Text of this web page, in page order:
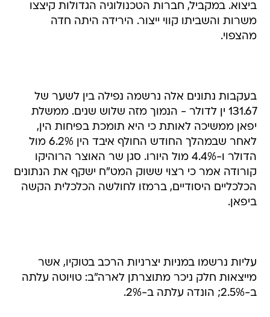
ביצוא. במקביל, חברות הטכנולוגיה הגדולות קיצצו
משרות והשביתו קווי ייצור. הירידה היתה חדה
מהצפוי.
בעקבות נתונים אלה נרשמה נפילה בין לשער של
131.67 ין לדולר - הנמוך מזה שלוש שנים. ממשלת
יפאן ממשיכה לאותת כי היא תומכת בפיחות הין,
לאחר שבמהלך החודש החולף איבד הין 6.2% מול
הדולר ו-4.4% מול היורו. סגן שר האוצר הרוהיקו
קורודה אמר כי רצוי ששוק המט"ח ישקף את הנתונים
הכלכליים היסודיים, ברמזו לחולשה הכלכלית הקשה
ביפאן.
עליות נרשמו במניות יצרניות הרכב בטוקיו, אשר
מייצאות חלק ניכר מתוצרתן לארה"ב: טויוטה עלתה
ב-2.5%; הונדה עלתה ב-2%.